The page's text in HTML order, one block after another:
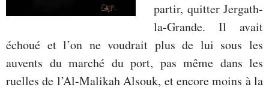
partir, quitter Jergath-
la-Grande. Il avait
échoué et l’on ne voudrait plus de lui sous les
auvents du marché du port, pas même dans les
ruelles de l’Al-Malikah Alsouk, et encore moins à la